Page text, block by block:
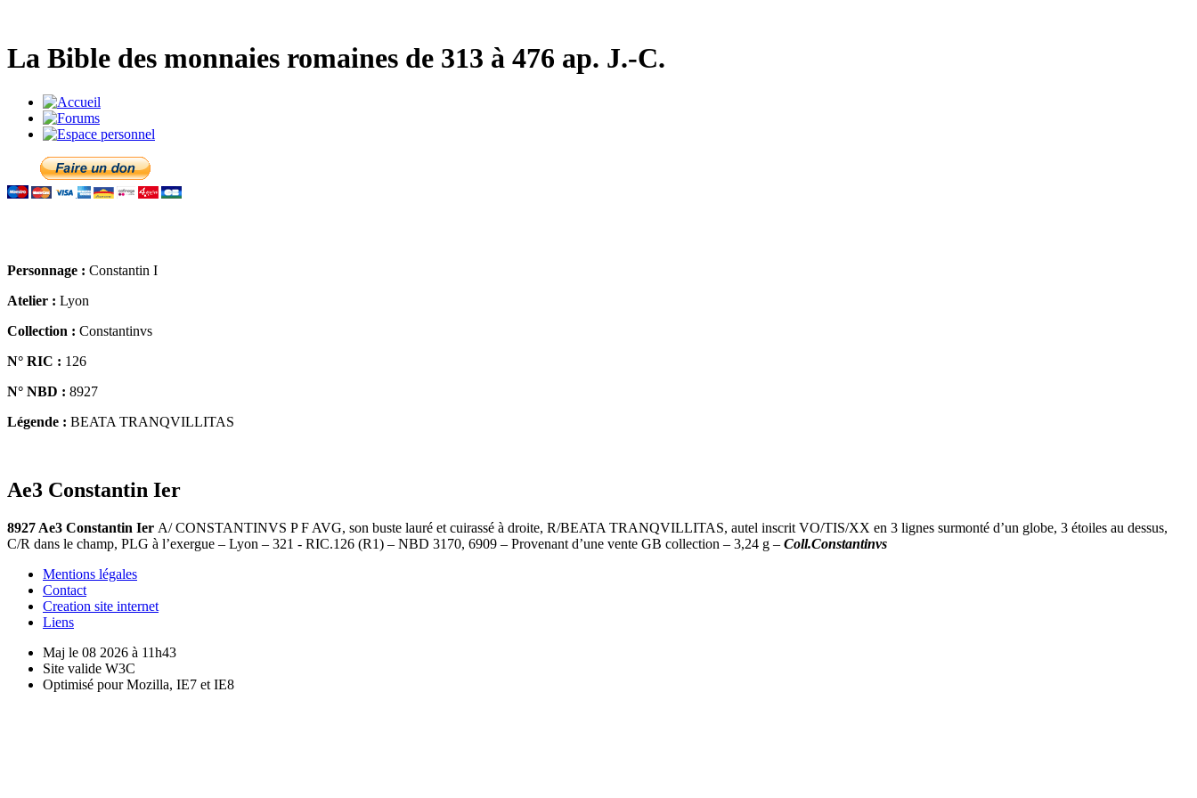
La Bible des monnaies romaines de 313 à 476 ap. J.-C.
Personnage : Constantin I
Atelier : Lyon
Collection : Constantinvs
N° RIC : 126
N° NBD : 8927
Légende : BEATA TRANQVILLITAS
Ae3 Constantin Ier
8927 Ae3 Constantin Ier A/ CONSTANTINVS P F AVG, son buste lauré et cuirassé à droite, R/BEATA TRANQVILLITAS, autel inscrit VO/TIS/XX en 3 lignes surmonté d’un globe, 3 étoiles au dessus,
C/R dans le champ, PLG à l’exergue – Lyon – 321 - RIC.126 (R1) – NBD 3170, 6909 – Provenant d’une vente GB collection – 3,24 g – Coll.Constantinvs
Mentions légales
Contact
Creation site internet
Liens
Maj le 08 2026 à 11h43
Site valide W3C
Optimisé pour Mozilla, IE7 et IE8